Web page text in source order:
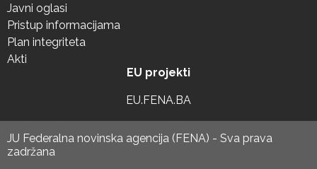
Javni oglasi
Pristup informacijama
Plan integriteta
Akti
EU projekti
EU.FENA.BA
JU Federalna novinska agencija (FENA) - Sva prava
zadržana